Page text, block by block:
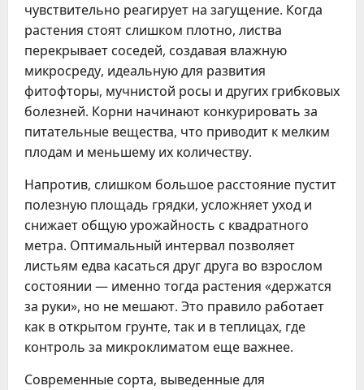
чувствительно реагирует на загущение. Когда
растения стоят слишком плотно, листва
перекрывает соседей, создавая влажную
микросреду, идеальную для развития
фитофторы, мучнистой росы и других грибковых
болезней. Корни начинают конкурировать за
питательные вещества, что приводит к мелким
плодам и меньшему их количеству.
Напротив, слишком большое расстояние пустит
полезную площадь грядки, усложняет уход и
снижает общую урожайность с квадратного
метра. Оптимальный интервал позволяет
листьям едва касаться друг друга во взрослом
состоянии — именно тогда растения «держатся
за руки», но не мешают. Это правило работает
как в открытом грунте, так и в теплицах, где
контроль за микроклиматом еще важнее.
Современные сорта, выведенные для